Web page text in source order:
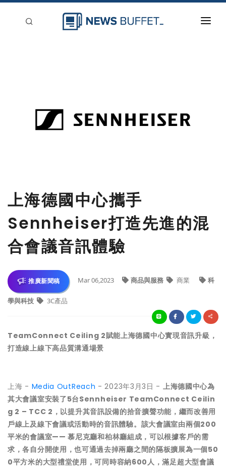
刊登
上海德國中心攜手
Sennheiser打造先進的混
合會議音訊體驗
推廣新聞稿 Mar 06,2023 商品與服務 商業 科
學與科技 3C產品
TeamConnect Ceiling 2賦能上海德國中心實現音訊升級，
打造線上線下高品質溝通場景
上海 - Media OutReach - 2023年3月3日 - 上海德國中心為
其大會議室安裝了5台Sennheiser TeamConnect Ceilin
g 2 – TCC 2 ，以提升其音訊設備的拾音擴聲功能，繼而改善用
戶線上及線下會議或活動時的音訊體驗。該大會議室由兩個200
平米的會議室——慕尼克廳和柏林廳組成，可以根據客戶的需
求，各自分開使用，也可通過去掉兩廳之間的隔板擴展為一個50
0平方米的大型禮堂使用，可同時容納600人，滿足超大型會議